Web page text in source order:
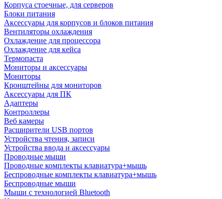
Корпуса стоечные, для серверов
Блоки питания
Аксессуары для корпусов и блоков питания
Вентиляторы охлаждения
Охлаждение для процессора
Охлаждение для кейса
Термопаста
Мониторы и аксессуары
Мониторы
Кронштейны для мониторов
Аксессуары для ПК
Адаптеры
Контроллеры
Веб камеры
Расширители USB портов
Устройства чтения, записи
Устройства ввода и аксессуары
Проводные мыши
Проводные комплекты клавиатура+мышь
Беспроводные комплекты клавиатура+мышь
Беспроводные мыши
Мыши с технологией Bluetooth